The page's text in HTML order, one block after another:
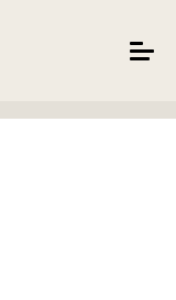
Toggle